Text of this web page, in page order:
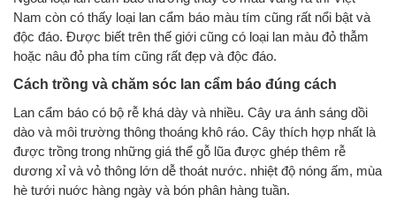
Nam còn có thấy loại lan cẩm báo màu tím cũng rất nổi bật và
độc đáo. Được biết trên thế giới cũng có loại lan màu đỏ thẫm
hoặc nâu đỏ pha tím cũng rất đẹp và độc đáo.
Cách trồng và chăm sóc lan cẩm báo đúng cách
Lan cẩm báo có bộ rễ khá dày và nhiều. Cây ưa ánh sáng dồi
dào và môi trường thông thoáng khô ráo. Cây thích hợp nhất là
được trồng trong những giá thể gỗ lũa được ghép thêm rễ
dương xỉ và vỏ thông lớn dễ thoát nước. nhiệt độ nóng ấm, mùa
hè tưới nuớc hàng ngày và bón phân hàng tuần.